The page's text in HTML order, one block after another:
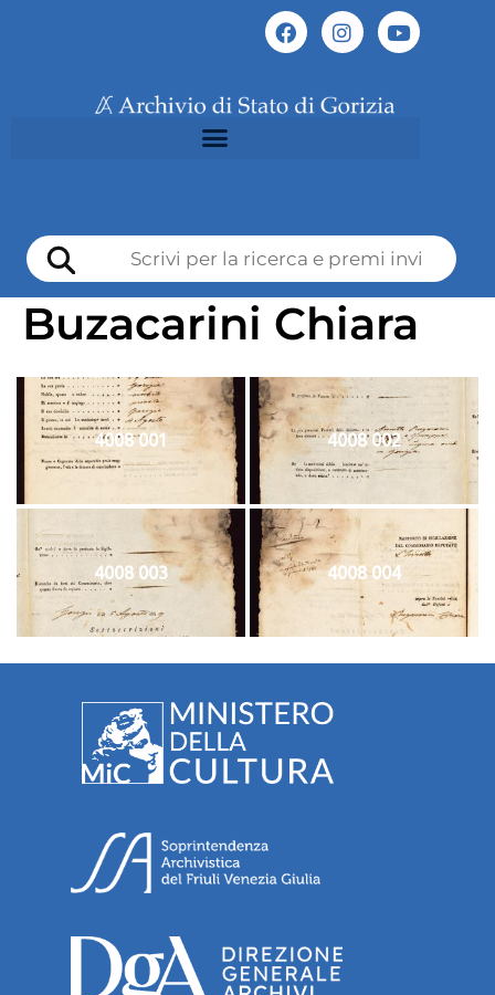
Buzacarini Chiara
4008 001 4008 002
4008 003 4008 004